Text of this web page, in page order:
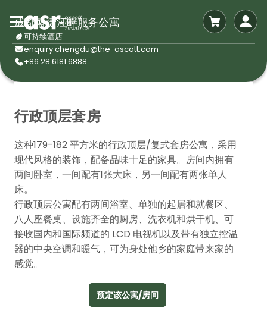
成都盛捷江畔服务公寓
可持续酒店
enquiry.chengdu@the-ascott.com
+86 28 6181 6888
行政顶层套房
这种179-182 平方米的行政顶层/复式套房公寓，采用
现代风格的装饰，配备品味十足的家具。房间内拥有
两间卧室，一间配有1张大床，另一间配有两张单人
床。
行政顶层公寓配有两间浴室、单独的起居和就餐区、
八人座餐桌、设施齐全的厨房、洗衣机和烘干机、可
接收国内和国际频道的 LCD 电视机以及带有独立控温
器的中央空调和暖气，可为身处他乡的家庭带来家的
感觉。
预定该公寓/房间